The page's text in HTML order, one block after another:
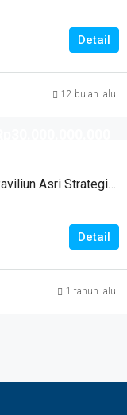
Detail
12 bulan lalu
Dijual Rumah Lux Modern & Paviliun Asri Strategis Cipaganti Permai
Detail
1 tahun lalu